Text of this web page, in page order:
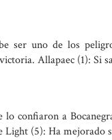
ser uno de los
Allapaec (1): Si
confiaron a
(5): Ha mejorado